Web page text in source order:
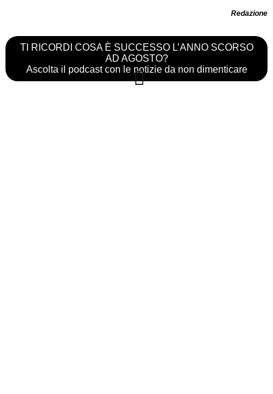
Redazione
TI RICORDI COSA È SUCCESSO L’ANNO SCORSO
AD AGOSTO?
Ascolta il podcast con le notizie da non dimenticare